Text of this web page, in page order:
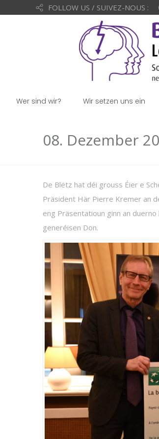
FOLLOW US / SUIVEZ-NOUS :
Wer sind wir? Wir setzen uns ein
08. Dezember
De Blëtz hat déi grouss Éier e
Präsident Här Pierre Kremer an
eng Präsentatioun ginn an
generéisen Don.